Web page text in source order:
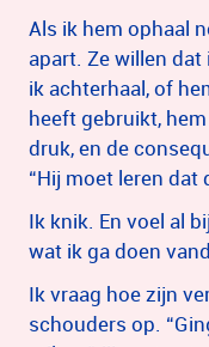
Als ik hem ophaal
apart. Ze willen
ik achterhaal, of
heeft gebruikt,
druk, en de
“Hij moet leren dat
Ik knik. En voel al
wat ik ga doen
Ik vraag hoe zijn
schouders op.